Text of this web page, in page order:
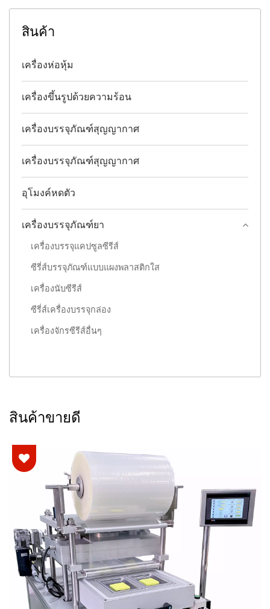
สินค้า
เครื่องห่อหุ้ม
เครื่องขึ้นรูปด้วยความร้อน
เครื่องบรรจุภัณฑ์สุญญากาศ
เครื่องบรรจุภัณฑ์สุญญากาศ
อุโมงค์หดตัว
เครื่องบรรจุภัณฑ์ยา
เครื่องบรรจุแคปซูลซีรีส์
ซีรี่ส์บรรจุภัณฑ์แบบแผงพลาสติกใส
เครื่องนับซีรีส์
ซีรี่ส์เครื่องบรรจุกล่อง
เครื่องจักรซีรีส์อื่นๆ
สินค้าขายดี